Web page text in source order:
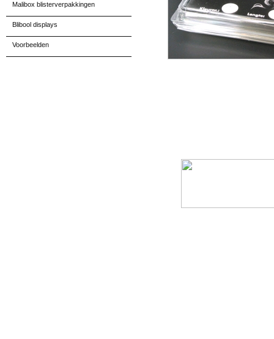
Malibox blisterverpakkingen
Blibool displays
Voorbeelden